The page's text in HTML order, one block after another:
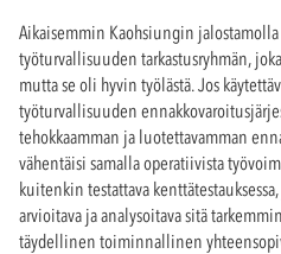
Aikaisemmin Kaohsiungin
työturvallisuuden tarkastusryhmän,
mutta se oli hyvin työlästä. Jos
työturvallisuuden
tehokkaamman ja luotettavamman
vähentäisi samalla operatiivista
kuitenkin testattava
arvioitava ja analysoitava sitä
täydellinen toiminnallinen